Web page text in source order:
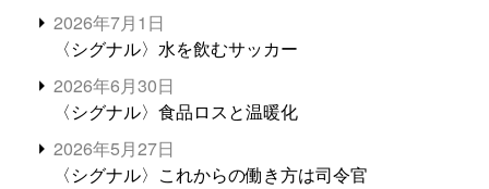
2026年7月1日
〈シグナル〉水を飲むサッカー
2026年6月30日
〈シグナル〉食品ロスと温暖化
2026年5月27日
〈シグナル〉これからの働き方は司令官